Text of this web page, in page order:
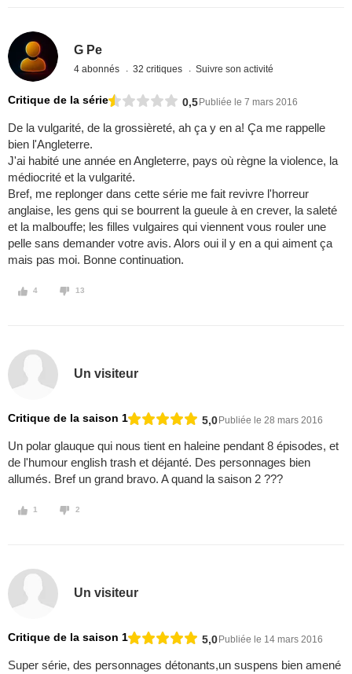
G Pe
4 abonnés 32 critiques Suivre son activité
Critique de la série 0,5 Publiée le 7 mars 2016
De la vulgarité, de la grossièreté, ah ça y en a! Ça me rappelle
bien l'Angleterre.
J'ai habité une année en Angleterre, pays où règne la violence, la
médiocrité et la vulgarité.
Bref, me replonger dans cette série me fait revivre l'horreur
anglaise, les gens qui se bourrent la gueule à en crever, la saleté
et la malbouffe; les filles vulgaires qui viennent vous rouler une
pelle sans demander votre avis. Alors oui il y en a qui aiment ça
mais pas moi. Bonne continuation.
4 13
Un visiteur
Critique de la saison 1 5,0 Publiée le 28 mars 2016
Un polar glauque qui nous tient en haleine pendant 8 épisodes, et
de l'humour english trash et déjanté. Des personnages bien
allumés. Bref un grand bravo. A quand la saison 2 ???
1 2
Un visiteur
Critique de la saison 1 5,0 Publiée le 14 mars 2016
Super série, des personnages détonants,un suspens bien amené